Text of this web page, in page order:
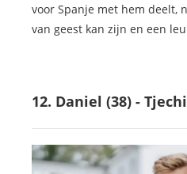
voor Spanje met hem deelt,
van geest kan zijn en een
12. Daniel (38) -